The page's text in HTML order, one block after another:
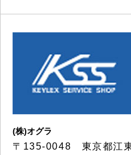
(株)オグラ
〒135-0048 東京都江